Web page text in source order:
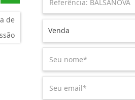
de
Venda